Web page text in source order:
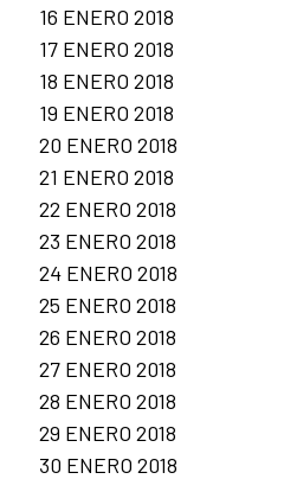
16 ENERO 2018
17 ENERO 2018
18 ENERO 2018
19 ENERO 2018
20 ENERO 2018
21 ENERO 2018
22 ENERO 2018
23 ENERO 2018
24 ENERO 2018
25 ENERO 2018
26 ENERO 2018
27 ENERO 2018
28 ENERO 2018
29 ENERO 2018
30 ENERO 2018